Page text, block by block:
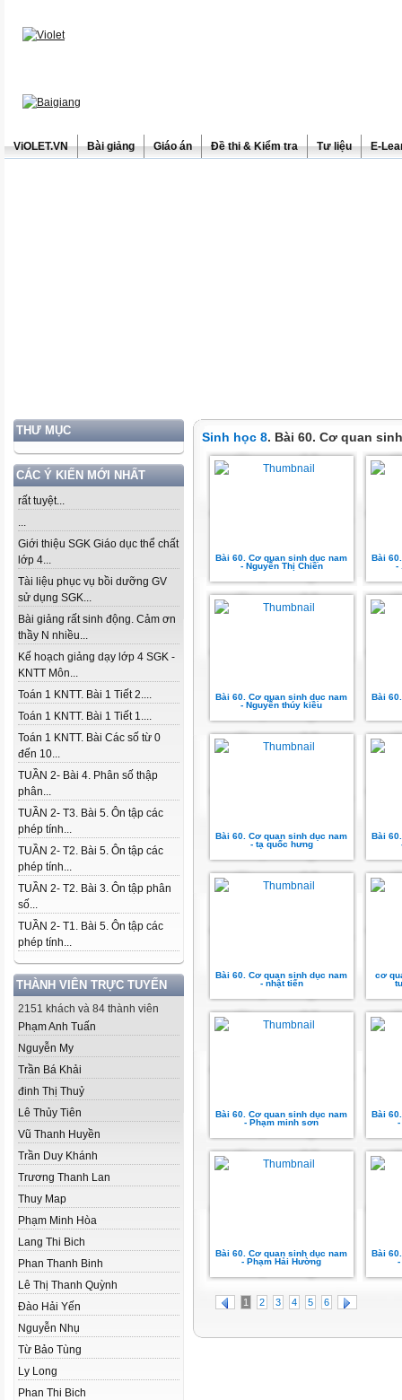
ViOLET.VN Bài giảng Giáo án Đề thi & Kiểm tra Tư liệu E-
THƯ MỤC
CÁC Ý KIẾN MỚI NHẤT
rất tuyệt...
...
Giới thiệu SGK Giáo dục thể chất
lớp 4...
Tài liệu phục vụ bồi dưỡng GV
sử dụng SGK...
Bài giảng rất sinh động. Cảm ơn
thầy N nhiều...
Kế hoạch giảng dạy lớp 4 SGK -
KNTT Môn...
Toán 1 KNTT. Bài 1 Tiết 2....
Toán 1 KNTT. Bài 1 Tiết 1....
Toán 1 KNTT. Bài Các số từ 0
đến 10...
TUẦN 2- Bài 4. Phân số thập
phân...
TUẦN 2- T3. Bài 5. Ôn tập các
phép tính...
TUẦN 2- T2. Bài 5. Ôn tập các
phép tính...
TUẦN 2- T2. Bài 3. Ôn tập phân
số...
TUẦN 2- T1. Bài 5. Ôn tập các
phép tính...
THÀNH VIÊN TRỰC TUYẾN
2151 khách và 84 thành viên
Phạm Anh Tuấn
Nguyễn My
Trần Bá Khải
đinh Thị Thuỷ
Lê Thủy Tiên
Vũ Thanh Huyền
Trần Duy Khánh
Trương Thanh Lan
Thuy Map
Phạm Minh Hòa
Lang Thi Bich
Phan Thanh Binh
Lê Thị Thanh Quỳnh
Đào Hải Yến
Nguyễn Nhụ
Từ Bảo Tùng
Ly Long
Phan Thi Bich
Sinh học 8. Bài 60. Cơ quan
Bài 60. Cơ quan sinh dục nam
- Nguyễn Thị Chiền
Bài
-
Bài 60. Cơ quan sinh dục nam
- Nguyễn thúy kiều
Bài
Bài 60. Cơ quan sinh dục nam
- tạ quốc hưng
Bài
Bài 60. Cơ quan sinh dục nam
- nhật tiến
cơ
Bài 60. Cơ quan sinh dục nam
- Phạm minh sơn
Bài
Bài 60. Cơ quan sinh dục nam
- Phạm Hải Hường
Bài
1 2 3 4 5 6